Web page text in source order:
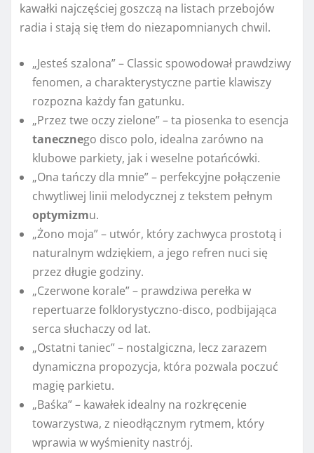
kawałki najczęściej goszczą na listach przebojów
radia i stają się tłem do niezapomnianych chwil.
„Jesteś szalona” – Classic spowodował prawdziwy
fenomen, a charakterystyczne partie klawiszy
rozpozna każdy fan gatunku.
„Przez twe oczy zielone” – ta piosenka to esencja
tanecznego disco polo, idealna zarówno na
klubowe parkiety, jak i weselne potańcówki.
„Ona tańczy dla mnie” – perfekcyjne połączenie
chwytliwej linii melodycznej z tekstem pełnym
optymizmu.
„Żono moja” – utwór, który zachwyca prostotą i
naturalnym wdziękiem, a jego refren nuci się
przez długie godziny.
„Czerwone korale” – prawdziwa perełka w
repertuarze folklorystyczno-disco, podbijająca
serca słuchaczy od lat.
„Ostatni taniec” – nostalgiczna, lecz zarazem
dynamiczna propozycja, która pozwala poczuć
magię parkietu.
„Baśka” – kawałek idealny na rozkręcenie
towarzystwa, z nieodłącznym rytmem, który
wprawia w wyśmienity nastrój.